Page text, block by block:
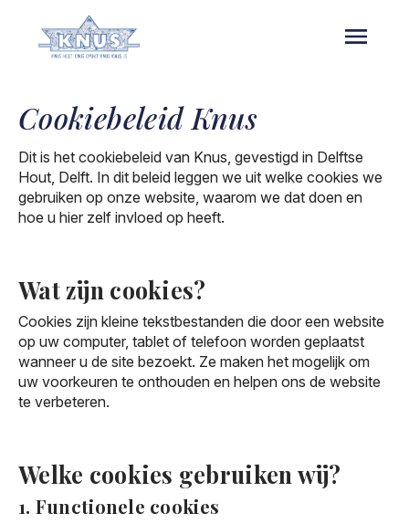
Cookiebeleid Knus
Dit is het cookiebeleid van Knus, gevestigd in Delftse
Hout, Delft. In dit beleid leggen we uit welke cookies we
gebruiken op onze website, waarom we dat doen en
hoe u hier zelf invloed op heeft.
Wat zijn cookies?
Cookies zijn kleine tekstbestanden die door een website
op uw computer, tablet of telefoon worden geplaatst
wanneer u de site bezoekt. Ze maken het mogelijk om
uw voorkeuren te onthouden en helpen ons de website
te verbeteren.
Welke cookies gebruiken wij?
1. Functionele cookies